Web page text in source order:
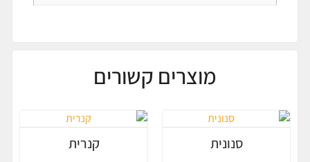
מוצרים קשורים
סנונית קנרית